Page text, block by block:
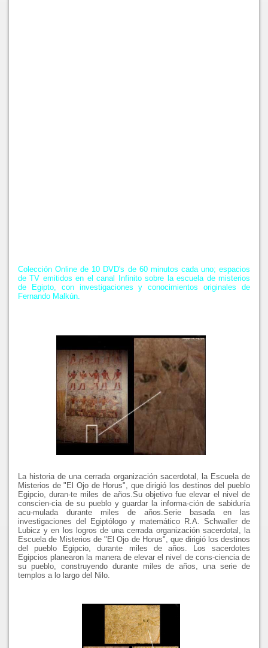
Colección Online de 10 DVD's de 60 minutos cada uno; espacios
de TV emitidos en el canal Infinito sobre la escuela de misterios
de Egipto, con investigaciones y conocimientos originales de
Fernando Malkún.
La historia de una cerrada organización sacerdotal, la Escuela de
Misterios de "El Ojo de Horus", que dirigió los destinos del pueblo
Egipcio, duran-te miles de años.Su objetivo fue elevar el nivel de
conscien-cia de su pueblo y guardar la informa-ción de sabiduría
acu-mulada durante miles de años.Serie basada en las
investigaciones del Egiptólogo y matemático R.A. Schwaller de
Lubicz y en los logros de una cerrada organización sacerdotal, la
Escuela de Misterios de "El Ojo de Horus", que dirigió los destinos
del pueblo Egipcio, durante miles de años. Los sacerdotes
Egipcios planearon la manera de elevar el nivel de cons-ciencia de
su pueblo, construyendo durante miles de años, una serie de
templos a lo largo del Nilo.